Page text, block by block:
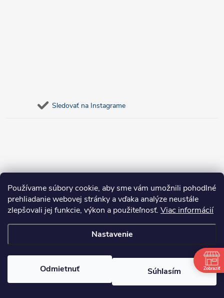
Používame súbory cookie, aby sme vám umožnili pohodlné
prehliadanie webovej stránky a vďaka analýze neustále
zlepšovali jej funkcie, výkon a použiteľnosť. Viac informácií
Nastavenie
Odmietnuť Súhlasím
Sledovať na Instagrame
Upraviť nastavenie
cookies
Zobraziť